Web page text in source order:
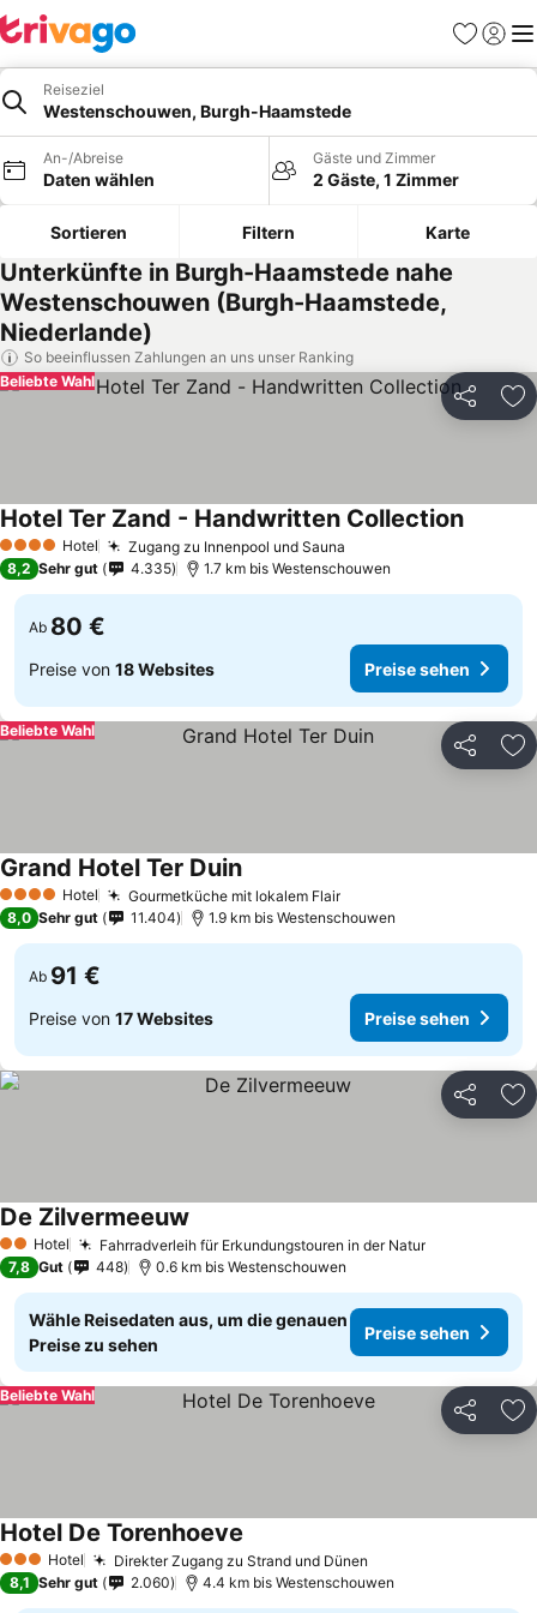
Favoriten
Reiseziel
Westenschouwen, Burgh-Haamstede
An-/Abreise
Daten wählen
Gäste und Zimmer
2 Gäste, 1 Zimmer
Sortieren Filtern Karte
Unterkünfte in Burgh-Haamstede nahe
Westenschouwen (Burgh-Haamstede,
Niederlande)
So beeinflussen Zahlungen an uns unser Ranking
Teilen
Beliebte Wahl
4 Sterne Hotel Zugang zu Innenpool und Sauna
Hotel Ter Zand - Handwritten Collection
8,2 Sehr gut 4.335 1.7 km bis Westenschouwen
Ab 80 €
Preise von 18 Websites Preise sehen
Teilen
Beliebte Wahl
4 Sterne Hotel Gourmetküche mit lokalem Flair
Grand Hotel Ter Duin
8,0 Sehr gut 11.404 1.9 km bis Westenschouwen
Ab 91 €
Preise von 17 Websites Preise sehen
Teilen
2 Sterne
Hotel Fahrradverleih für Erkundungstouren in der Natur
De Zilvermeeuw
7,8 Gut 448 0.6 km bis Westenschouwen
Wähle Reisedaten aus, um die genauen
Preise zu sehen
Preise sehen
Teilen
Beliebte Wahl
3 SterneHotel Direkter Zugang zu Strand und Dünen
Hotel De Torenhoeve
8,1 Sehr gut 2.060 4.4 km bis Westenschouwen